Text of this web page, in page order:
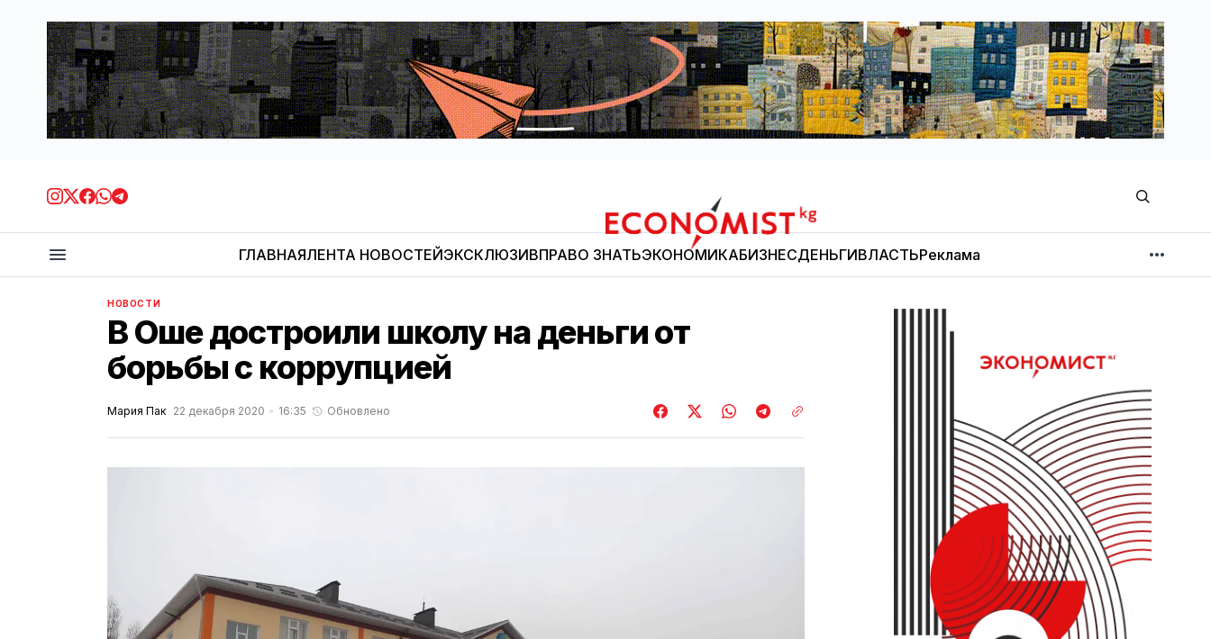
Economist.kg
ГЛАВНАЯЛЕНТА НОВОСТЕЙЭКСКЛЮЗИВПРАВО ЗНАТЬЭКОНОМИКАБИЗНЕСДЕНЬГИВЛАСТЬРеклама
МНЕНИЕ
НОВОСТИ
В Оше достроили школу на деньги от
борьбы с коррупцией
Мария Пак 22 декабря 2020 16:35 Обновлено